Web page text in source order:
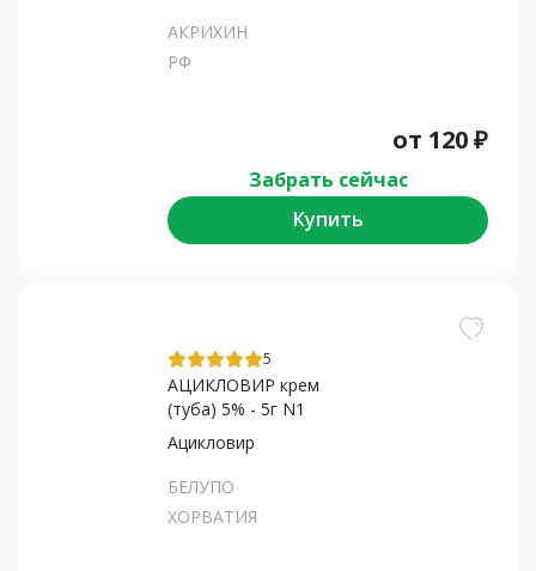
АКРИХИН
РФ
от 120₽
Забрать сейчас
Купить
5
АЦИКЛОВИР крем
(туба) 5% - 5г N1
Ацикловир
БЕЛУПО
ХОРВАТИЯ